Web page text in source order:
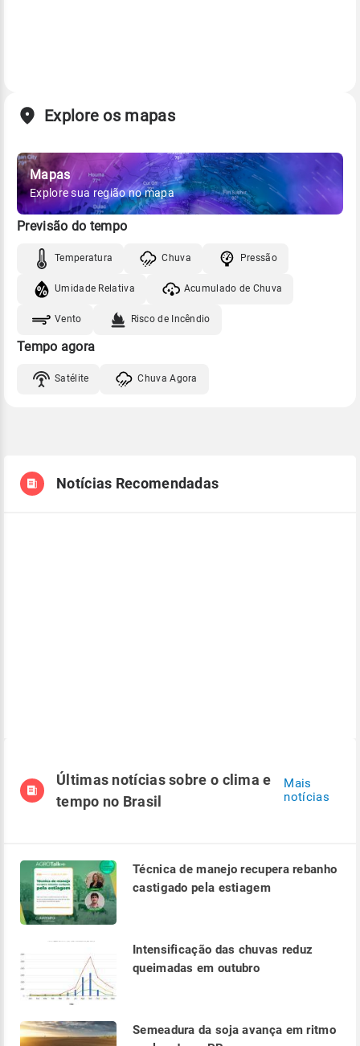
Explore os mapas
Mapas
Explore sua região no mapa
Previsão do tempo
Temperatura Chuva Pressão
Umidade Relativa Acumulado de Chuva
Vento Risco de Incêndio
Tempo agora
Satélite Chuva Agora
Notícias Recomendadas
Últimas notícias sobre o clima e
tempo no Brasil
Mais
notícias
Técnica de manejo recupera rebanho
castigado pela estiagem
Intensificação das chuvas reduz
queimadas em outubro
Semeadura da soja avança em ritmo